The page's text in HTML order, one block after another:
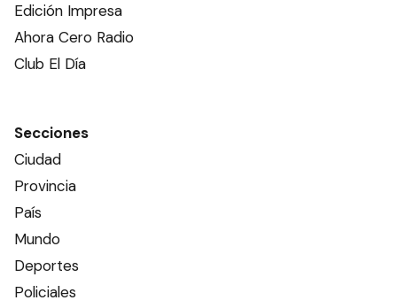
Edición Impresa
Ahora Cero Radio
Club El Día
Secciones
Ciudad
Provincia
País
Mundo
Deportes
Policiales